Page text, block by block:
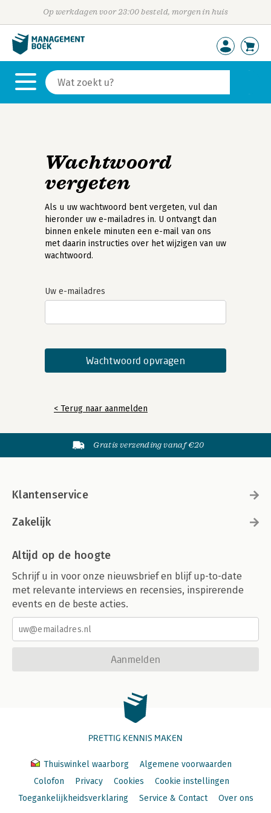
Op werkdagen voor 23:00 besteld, morgen in huis
Wachtwoord
vergeten
Als u uw wachtwoord bent vergeten, vul dan
hieronder uw e-mailadres in. U ontvangt dan
binnen enkele minuten een e-mail van ons
met daarin instructies over het wijzigen van uw
wachtwoord.
Uw e-mailadres
< Terug naar aanmelden
Gratis verzending vanaf €20
Klantenservice
Zakelijk
Altijd op de hoogte
Schrijf u in voor onze nieuwsbrief en blijf up-to-date
met relevante interviews en recensies, inspirerende
events en de beste acties.
Aanmelden
PRETTIG KENNIS MAKEN
Thuiswinkel waarborg
Algemene voorwaarden
Colofon
Privacy Cookies
Cookie instellingen
Toegankelijkheidsverklaring
Service & Contact Over ons